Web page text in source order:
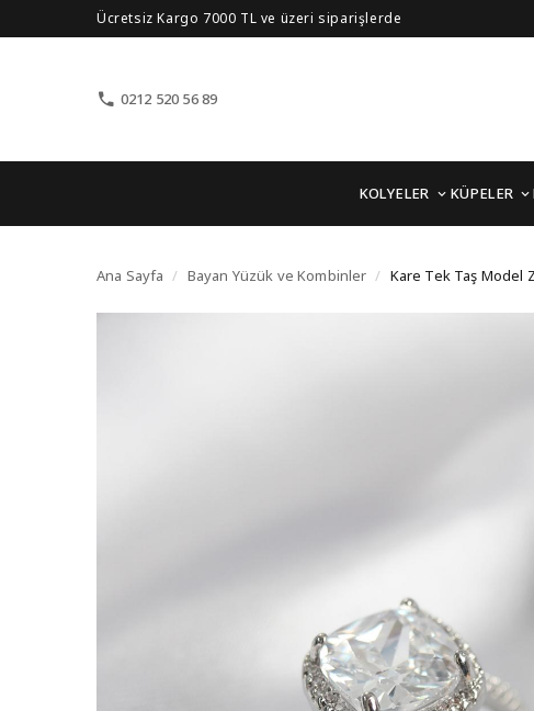
Ücretsiz Kargo 7000 TL ve üzeri siparişlerde
0212 520 56 89
KOLYELER KÜPELER
Kare Tek Taş Model
Ana Sayfa / Bayan Yüzük ve Kombinler / Kare Tek Taş Model